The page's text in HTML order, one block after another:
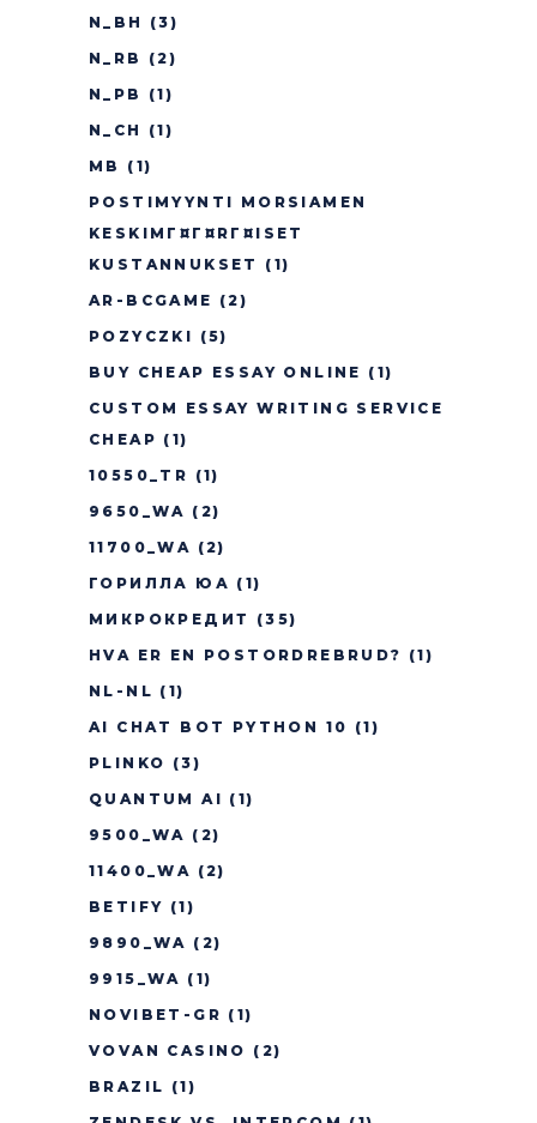
N_BH
(3)
N_RB
(2)
N_PB
(1)
N_CH
(1)
MB
(1)
POSTIMYYNTI MORSIAMEN
KESKIMГ¤Г¤RГ¤ISET
KUSTANNUKSET
(1)
AR-BCGAME (2)
POZYCZKI (5)
BUY CHEAP ESSAY ONLINE (1)
CUSTOM ESSAY WRITING SERVICE
CHEAP (1)
10550_TR (1)
9650_WA (2)
11700_WA (2)
ГОРИЛЛА ЮА (1)
МИКРОКРЕДИТ
(35)
HVA ER EN POSTORDREBRUD? (1)
NL-NL (1)
AI CHAT BOT PYTHON 10 (1)
PLINKO (3)
QUANTUM AI (1)
9500_WA (2)
11400_WA (2)
BETIFY (1)
9890_WA (2)
9915_WA (1)
NOVIBET-GR (1)
VOVAN CASINO (2)
BRAZIL (1)